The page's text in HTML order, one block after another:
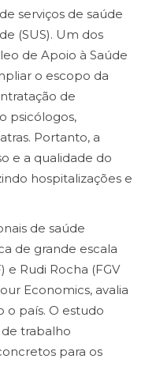
serviços de saúde
(SUS). Um dos
de Apoio à Saúde
o escopo da
de
psicólogos,
Portanto, a
e a qualidade do
hospitalizações e
de saúde
de grande escala
e Rudi Rocha (FGV
Economics, avalia
o país. O estudo
trabalho
para os